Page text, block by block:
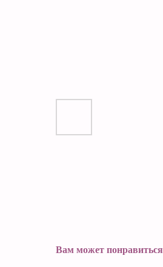
Вам может понравиться